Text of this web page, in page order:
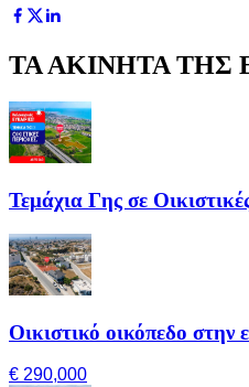
ΤΑ ΑΚΙΝΗΤΑ ΤΗΣ
Τεμάχια Γης σε
Οικιστικό οικόπεδο στην
€ 290,000